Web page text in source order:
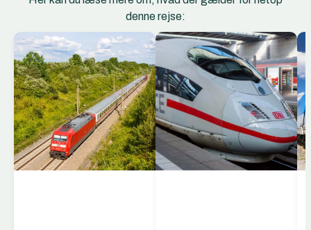
denne rejse:
EC Togene
EuroCity (EC) er et
netværk af
internationale
hurtigtog, der forbinder
storbyer og regioner på
tværs af Europa. EC-